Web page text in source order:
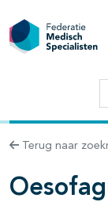
Terug naar
binnen deze